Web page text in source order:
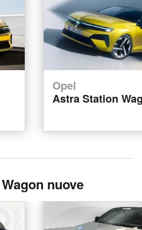
Opel
Astra Station
nuove